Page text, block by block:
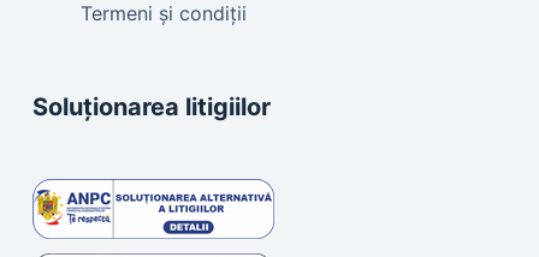
Termeni și condiții
Soluționarea litigiilor